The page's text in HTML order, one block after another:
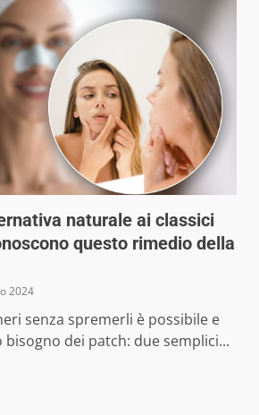
naturale ai classici
questo rimedio della
2024
senza spremerli è possibile e
bisogno dei patch: due semplici...